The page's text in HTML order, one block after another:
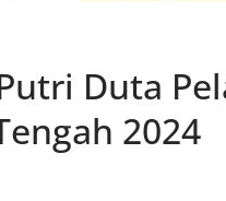
Duta
2024